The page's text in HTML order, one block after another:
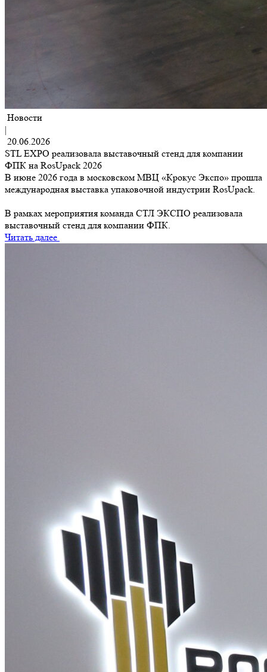
Новости
|
20.06.2026
STL EXPO реализовала выставочный стенд для компании
ФПК на RosUpack 2026
В июне 2026 года в московском МВЦ «Крокус Экспо» прошла
международная выставка упаковочной индустрии RosUpack.
В рамках мероприятия команда СТЛ ЭКСПО реализовала
выставочный стенд для компании ФПК.
Читать далее